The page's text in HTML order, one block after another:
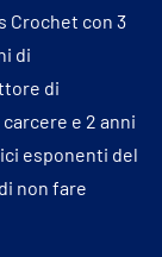
Crochet con 3
di
di
e 2 anni
esponenti del
non fare